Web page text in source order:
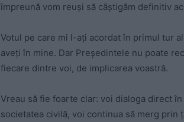
împreună vom reuși să câștigăm definitiv
Votul pe care mi l-ați acordat în primul tur
aveți în mine. Dar Președintele nu poate
fiecare dintre voi, de implicarea voastră.
Vreau să fie foarte clar: voi dialoga direct
societatea civilă, voi continua să merg prin